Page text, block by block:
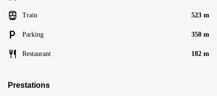
Train 523 m
Parking 350 m
Restaurant 182 m
Prestations